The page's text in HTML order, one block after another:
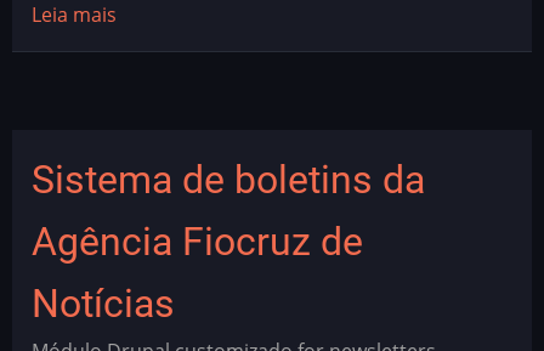
Leia mais
Sistema
dados
da
Sistema de boletins da
Agência Fiocruz de
Notícias